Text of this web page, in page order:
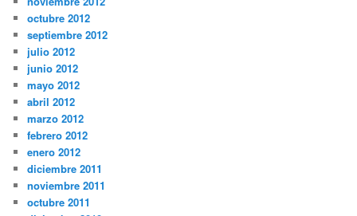
octubre 2012
septiembre 2012
julio 2012
junio 2012
mayo 2012
abril 2012
marzo 2012
febrero 2012
enero 2012
diciembre 2011
noviembre 2011
octubre 2011